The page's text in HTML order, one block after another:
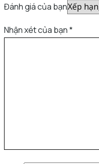
Đánh giá của bạn
Nhận xét của bạn*